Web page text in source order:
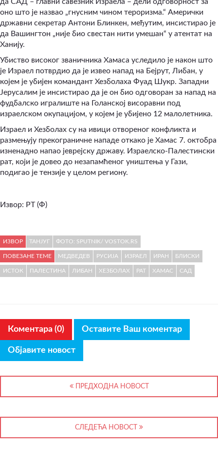
оно што је назвао „гнусним чином тероризма.“ Амерички
државни секретар Антони Блинкен, међутим, инсистирао је
да Вашингтон „није био свестан нити умешан“ у атентат на
Ханију.
Убиство високог званичника Хамаса уследило је након што
је Израел потврдио да је извео напад на Бејрут, Либан, у
којем је убијен командант Хезболаха Фуад Шукр. Западни
Јерусалим је инсистирао да је он био одговоран за напад на
фудбалско игралиште на Голанској висоравни под
израелском окупацијом, у којем је убијено 12 малолетника.
Израел и Хезболах су на ивици отвореног конфликта и
размењују прекограничне нападе откако је Хамас 7. октобра
изненадно напао јеврејску државу. Израелско-Палестински
рат, који је довео до незапамћеног уништења у Гази,
подигао је тензије у целом региону.
Извор: РТ (Ф)
ИЗВОР ТАНЈУГ ФОТО: SPUTNIK/ VOSTOK.RS
ПОВЕЗАНЕ ТЕМЕ МЕДВЕДЕВ РУСИЈА ИЗРАЕЛ ИРАН БЛИСКИ
ИСТОК ПАЛЕСТИНА ЛИБАН ХЕЗБОЛАХ РАТ ХАМАС САД
Коментара (0) Оставите Ваш коментар
Објавите новост
ПРЕДХОДНА НОВОСТ
СЛЕДЕЋА НОВОСТ